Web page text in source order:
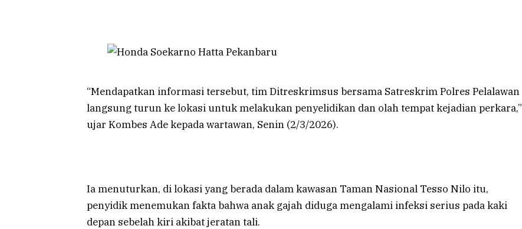
“Mendapatkan informasi tersebut, tim Ditreskrimsus bersama Satreskrim Polres Pelalawan
langsung turun ke lokasi untuk melakukan penyelidikan dan olah tempat kejadian perkara,”
ujar Kombes Ade kepada wartawan, Senin (2/3/2026).
Ia menuturkan, di lokasi yang berada dalam kawasan Taman Nasional Tesso Nilo itu,
penyidik menemukan fakta bahwa anak gajah diduga mengalami infeksi serius pada kaki
depan sebelah kiri akibat jeratan tali.